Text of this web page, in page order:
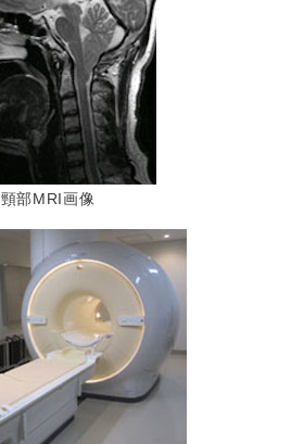
頸部MRI画像